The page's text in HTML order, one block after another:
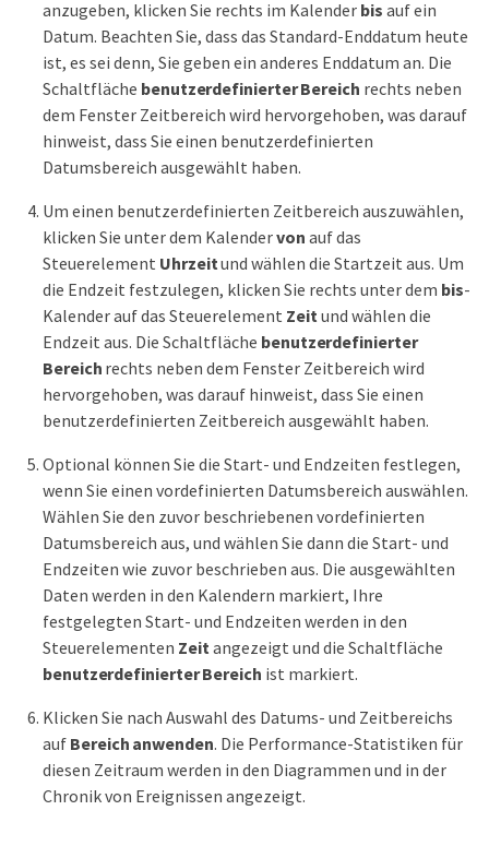
anzugeben, klicken Sie rechts im Kalender bis auf ein
Datum. Beachten Sie, dass das Standard-Enddatum heute
ist, es sei denn, Sie geben ein anderes Enddatum an. Die
Schaltfläche benutzerdefinierter Bereich rechts neben
dem Fenster Zeitbereich wird hervorgehoben, was darauf
hinweist, dass Sie einen benutzerdefinierten
Datumsbereich ausgewählt haben.
Um einen benutzerdefinierten Zeitbereich auszuwählen,
klicken Sie unter dem Kalendervon auf das
Steuerelement Uhrzeitund wählen die Startzeit aus. Um
die Endzeit festzulegen, klicken Sie rechts unter dem bis-
Kalender auf das Steuerelement Zeitund wählen die
Endzeit aus. Die Schaltfläche benutzerdefinierter
Bereich rechts neben dem Fenster Zeitbereich wird
hervorgehoben, was darauf hinweist, dass Sie einen
benutzerdefinierten Zeitbereich ausgewählt haben.
Optional können Sie die Start- und Endzeiten festlegen,
wenn Sie einen vordefinierten Datumsbereich auswählen.
Wählen Sie den zuvor beschriebenen vordefinierten
Datumsbereich aus, und wählen Sie dann die Start- und
Endzeiten wie zuvor beschrieben aus. Die ausgewählten
Daten werden in den Kalendern markiert, Ihre
festgelegten Start- und Endzeiten werden in den
Steuerelementen Zeitangezeigt und die Schaltfläche
benutzerdefinierter Bereich ist markiert.
Klicken Sie nach Auswahl des Datums- und Zeitbereichs
auf Bereich anwenden. Die Performance-Statistiken für
diesen Zeitraum werden in den Diagrammen und in der
Chronik von Ereignissen angezeigt.